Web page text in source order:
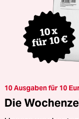
10 Ausgaben für 10
Die